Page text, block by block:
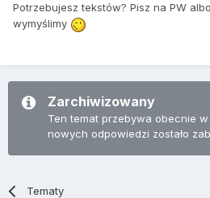
Potrzebujesz tekstów? Pisz na PW albo
wymyślimy
Zarchiwizowany
Ten temat przebywa obecnie
nowych odpowiedzi zostało
Tematy